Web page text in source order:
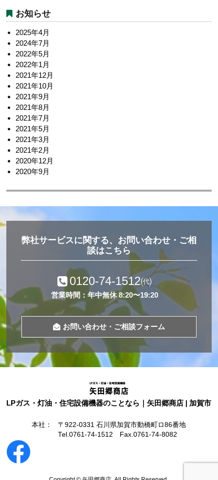
ゲ
ー
シ
ョ
ン
お知らせ
2025年4月
2024年7月
2022年5月
2022年1月
2021年12月
2021年10月
2021年9月
2021年8月
2021年7月
2021年5月
2021年3月
2021年2月
2020年12月
2020年9月
弊社サービスに関する、お問い合わせ・ご相
談はこちら
0120-74-1512㈹
営業時間：年中無休 8:20〜19:20
お問い合わせ・ご相談フォーム
LPガス・灯油・住宅設備機器のことなら｜矢田郷商店 | 加賀市
本社：
〒922-0331 石川県加賀市動橋町ロ86番地
Tel.0761-74-1512 Fax.0761-74-8082